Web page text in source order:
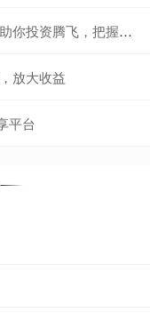
腾飞，把握财富先机
放大收益
平台